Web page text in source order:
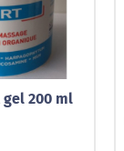
200 ml